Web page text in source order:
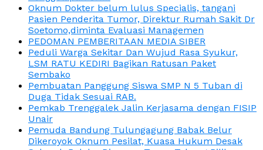
Oknum Dokter belum lulus Specialis, tangani
Pasien Penderita Tumor, Direktur Rumah Sakit Dr
Soetomo,diminta Evaluasi Managemen
PEDOMAN PEMBERITAAN MEDIA SIBER
Peduli Warga Sekitar Dan Wujud Rasa Syukur,
LSM RATU KEDIRI Bagikan Ratusan Paket
Sembako
Pembuatan Panggung Siswa SMP N 5 Tuban di
Duga Tidak Sesuai RAB.
Pemkab Trenggalek Jalin Kerjasama dengan FISIP
Unair
Pemuda Bandung Tulungagung Babak Belur
Dikeroyok Oknum Pesilat, Kuasa Hukum Desak